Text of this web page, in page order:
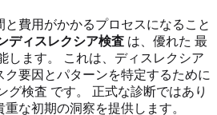
費用がかかるプロセスになること
ディスレクシア検査 は、優れた 最
します。 これは、ディスレクシア
ク要因とパターンを特定するために
グ検査 です。 正式な診断ではあり
な初期の洞察を提供します。